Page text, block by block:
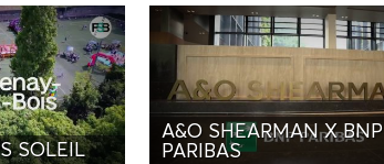
SOLEIL
A&O SHEARMAN X BNP
PARIBAS